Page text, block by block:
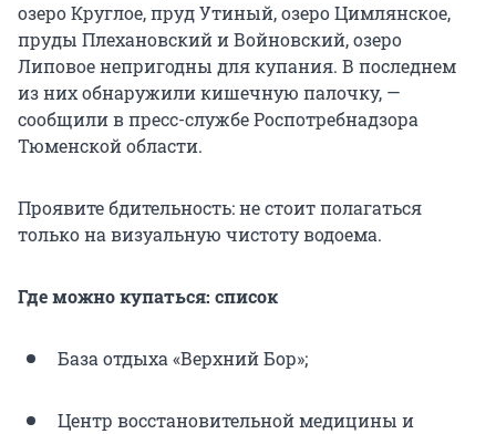
озеро Круглое, пруд Утиный, озеро Цимлянское,
пруды Плехановский и Войновский, озеро
Липовое непригодны для купания. В последнем
из них обнаружили кишечную палочку, —
сообщили в пресс-службе Роспотребнадзора
Тюменской области.
Проявите бдительность: не стоит полагаться
только на визуальную чистоту водоема.
Где можно купаться: список
База отдыха «Верхний Бор»;
Центр восстановительной медицины и